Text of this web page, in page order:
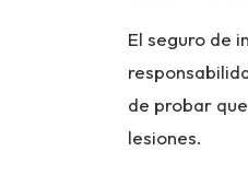
El seguro de
de probar
lesiones.